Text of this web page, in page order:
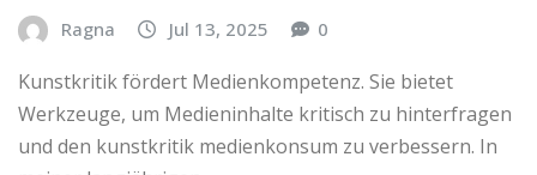
Ragna Jul 13, 2025 0
Kunstkritik fördert Medienkompetenz. Sie bietet
Werkzeuge, um Medieninhalte kritisch zu hinterfragen
und den kunstkritik medienkonsum zu verbessern. In